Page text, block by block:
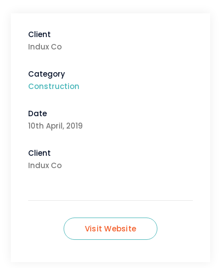
Client
Indux Co
Category
Construction
Date
10th April, 2019
Client
Indux Co
Visit Website